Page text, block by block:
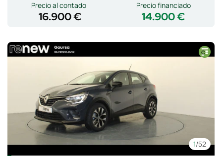
Precio al contado
16.900 € 14.900 €
Precio financiado
1/52